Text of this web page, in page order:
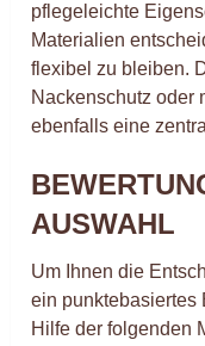
pflegeleichte
Materialien
flexibel zu bleiben.
Nackenschutz oder
ebenfalls eine
AUSWAHL
Um Ihnen die
ein punktebasiertes
Hilfe der folgenden